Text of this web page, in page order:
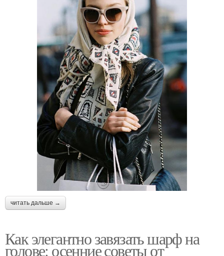
читать дальше →
Как элегантно завязать шарф на
голове: осенние советы от